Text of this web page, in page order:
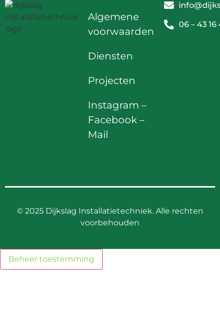
Algemene
voorwaarden
Diensten
Projecten
Instagram –
Facebook –
Mail
06 – 43 16
© 2025 Dijkslag Installatietechniek. Alle rechten
voorbehouden
Beheer toestemming